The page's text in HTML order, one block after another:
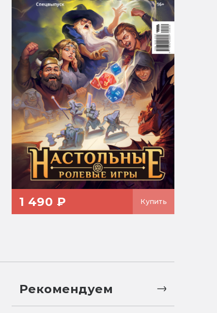
1 490 ₽ Купить
Рекомендуем